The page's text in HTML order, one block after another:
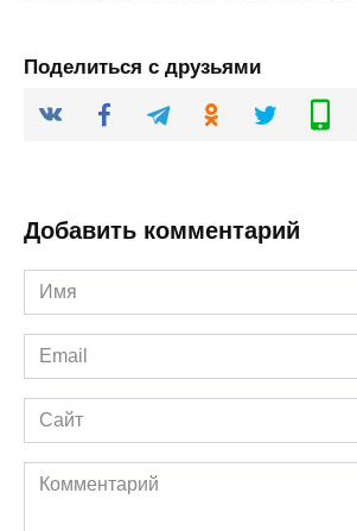
Поделиться с друзьями
Добавить комментарий
Имя
*
Email
*
Сайт
Комментарий